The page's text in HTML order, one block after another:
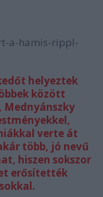
a-hamis-rippl-
helyeztek
között
verte át
több, jó nevű
hiszen sokszor
erősítették